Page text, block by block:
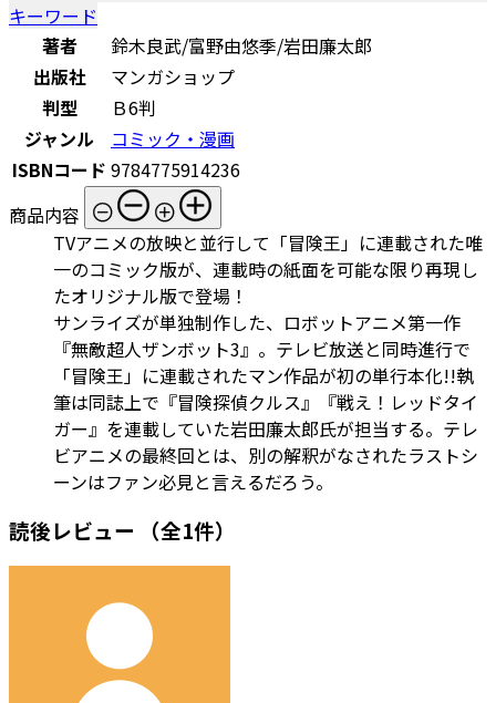
キーワード
著者
鈴木良武/富野由悠季/岩田廉太郎
出版社
マンガショップ
判型
Ｂ6判
ジャンル
コミック・漫画
ISBNコード 9784775914236
商品内容
TVアニメの放映と並行して「冒険王」に連載された唯
一のコミック版が、連載時の紙面を可能な限り再現し
たオリジナル版で登場！
サンライズが単独制作した、ロボットアニメ第一作
『無敵超人ザンボット3』。テレビ放送と同時進行で
「冒険王」に連載されたマン作品が初の単行本化!!執
筆は同誌上で『冒険探偵クルス』『戦え！レッドタイ
ガー』を連載していた岩田廉太郎氏が担当する。テレ
ビアニメの最終回とは、別の解釈がなされたラストシ
ーンはファン必見と言えるだろう。
読後レビュー （全1件）